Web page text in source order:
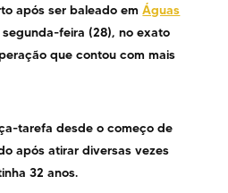
após ser baleado emÁguas
segunda-feira (28), no exato
que contou com mais
tarefa desde o começo de
após atirar diversas vezes
32 anos.